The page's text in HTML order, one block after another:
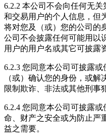
6.2.2 本公司不会向任何无
和交易用户的个人信息，但
将对您及（或）您的公司的
公司不会披露任何可能用以
用户的用户名或其它可披露
6.2.3 您同意本公司可披露
（或）确认您的身份，或解
限制欺诈、非法或其他刑事
6.2.4 您同意本公司可披露
命、财产之安全或为防止严
益之需要。